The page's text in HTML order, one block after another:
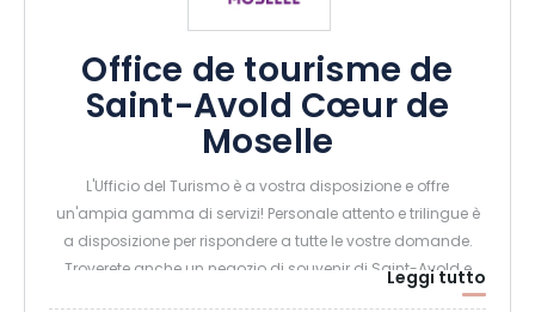
Office de tourisme de
Saint-Avold Cœur de
Moselle
L'Ufficio del Turismo è a vostra disposizione e offre
un'ampia gamma di servizi! Personale attento e trilingue è
a disposizione per rispondere a tutte le vostre domande.
Troverete anche un negozio di souvenir di Saint-Avold e
della Lorena. Informazioni turistiche locali, dipartimentali,
Leggi tutto